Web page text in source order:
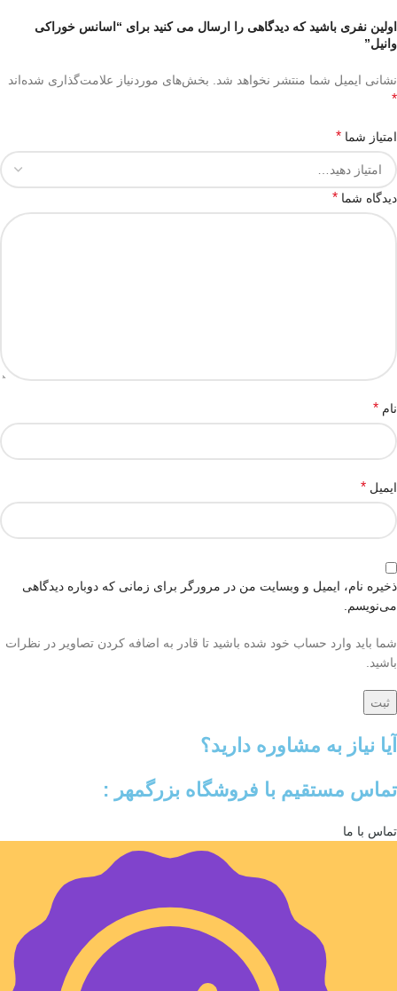
اولین نفری باشید که دیدگاهی را ارسال می کنید برای “اسانس خوراکی
وانیل”
نشانی ایمیل شما منتشر نخواهد شد. بخش‌های موردنیاز علامت‌گذاری شده‌اند
*
امتیاز شما *
دیدگاه شما *
نام *
ایمیل *
ذخیره نام، ایمیل و وبسایت من در مرورگر برای زمانی که دوباره دیدگاهی
می‌نویسم.
شما باید وارد حساب خود شده باشید تا قادر به اضافه کردن تصاویر در نظرات
باشید.
آیا نیاز به مشاوره دارید؟
تماس مستقیم با فروشگاه بزرگمهر :
تماس با ما